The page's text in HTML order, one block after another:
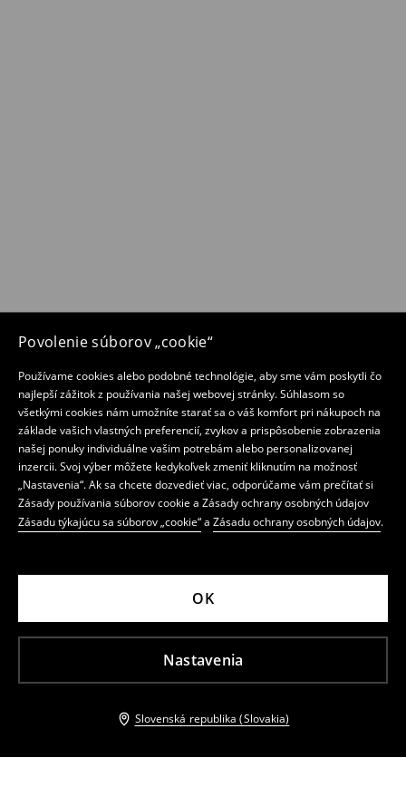
Povolenie súborov „cookie“
Používame cookies alebo podobné technológie, aby sme vám poskytli čo
najlepší zážitok z používania našej webovej stránky. Súhlasom so
všetkými cookies nám umožníte starať sa o váš komfort pri nákupoch na
základe vašich vlastných preferencií, zvykov a prispôsobenie zobrazenia
našej ponuky individuálne vašim potrebám alebo personalizovanej
inzercii. Svoj výber môžete kedykoľvek zmeniť kliknutím na možnosť
„Nastavenia“. Ak sa chcete dozvedieť viac, odporúčame vám prečítať si
Zásady používania súborov cookie a Zásady ochrany osobných údajov
Zásadu týkajúcu sa súborov „cookie“a Zásadu ochrany osobných údajov.
Nastavenia
OK
Slovenská republika (Slovakia)